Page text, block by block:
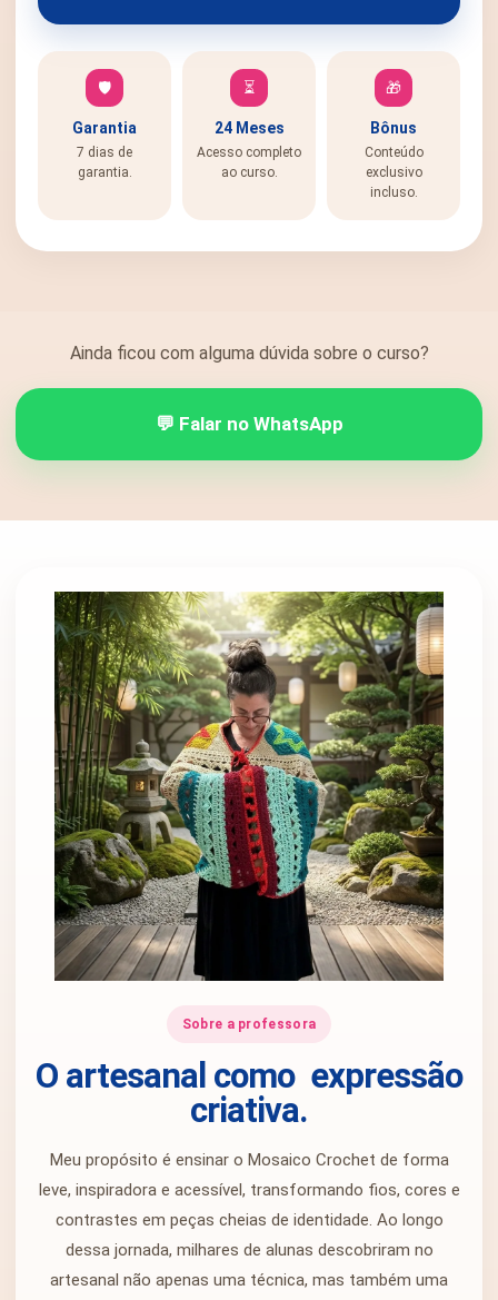
🛡️
Garantia
7 dias de
garantia.
⏳
24 Meses
Acesso completo
ao curso.
🎁
Bônus
Conteúdo
exclusivo
incluso.
Ainda ficou com alguma dúvida sobre o curso?
💬 Falar no WhatsApp
Sobre a professora
O artesanal como expressão
criativa.
Meu propósito é ensinar o Mosaico Crochet de forma
leve, inspiradora e acessível, transformando fios, cores e
contrastes em peças cheias de identidade. Ao longo
dessa jornada, milhares de alunas descobriram no
artesanal não apenas uma técnica, mas também uma